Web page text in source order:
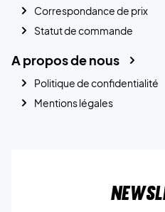
Correspondance de prix
Statut de commande
A propos de nous
Politique de confidentialité
Mentions légales